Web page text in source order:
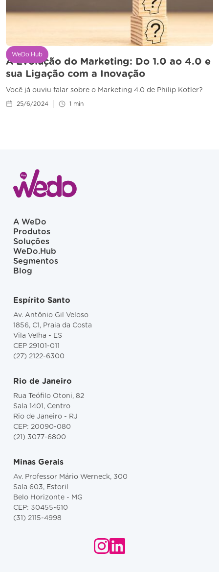
WeDo.Hub
A Evolução do Marketing: Do 1.0 ao 4.0 e
sua Ligação com a Inovação
Você já ouviu falar sobre o Marketing 4.0 de Philip Kotler?
25/6/2024 1 min
A WeDo
Produtos
Soluções
WeDo.Hub
Segmentos
Blog
Espírito Santo
Av. Antônio Gil Veloso
1856, C1, Praia da Costa
Vila Velha - ES
CEP 29101-011
(27) 2122-6300
Rio de Janeiro
Rua Teófilo Otoni, 82
Sala 1401, Centro
Rio de Janeiro - RJ
CEP: 20090-080
(21) 3077-6800
Minas Gerais
Av. Professor Mário Werneck, 300
Sala 603, Estoril
Belo Horizonte - MG
CEP: 30455-610
(31) 2115-4998